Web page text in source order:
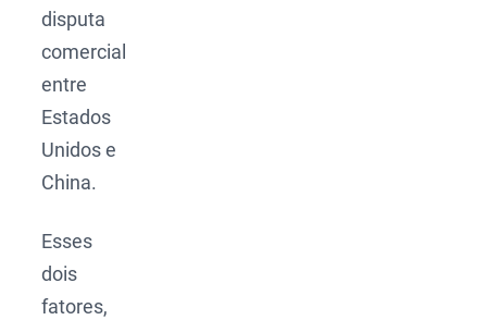
disputa
comercial
entre
Estados
Unidos e
China.
Esses
dois
fatores,